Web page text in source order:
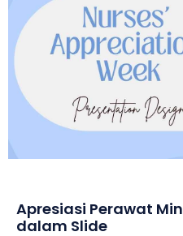
Apresiasi Perawat
dalam Slide